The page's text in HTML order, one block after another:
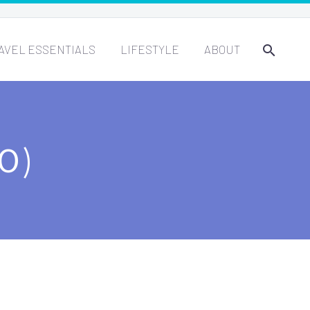
ESSENTIALS LIFESTYLE ABOUT